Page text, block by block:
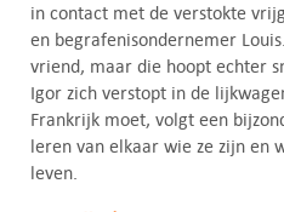
in contact met de verstokte
en begrafenisondernemer
vriend, maar die hoopt echter
Igor zich verstopt in de
Frankrijk moet, volgt een
leren van elkaar wie ze zijn en
leven.